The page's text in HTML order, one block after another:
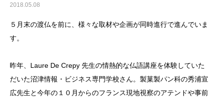
2018.05.08
５月末の渡仏を前に、様々な取材や企画が同時進行で進んでいま
す。
昨年、Laure De Crepy 先生の情熱的な仏語講座を体験していた
だいた沼津情報・ビジネス専門学校さん。製菓製パン科の秀浦宣
広先生と今年の１０月からのフランス現地視察のアテンドや事前